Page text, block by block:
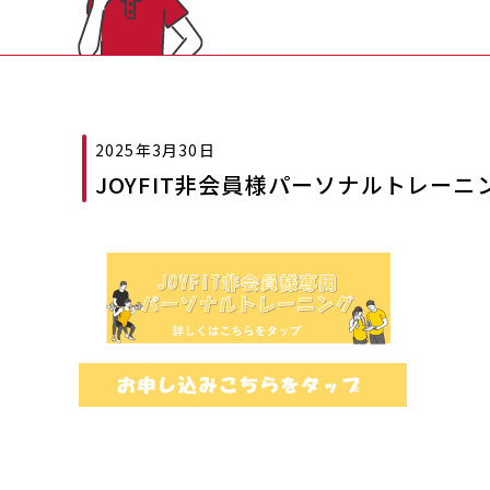
2025年3月30日
JOYFIT非会員様パーソナルトレーニ